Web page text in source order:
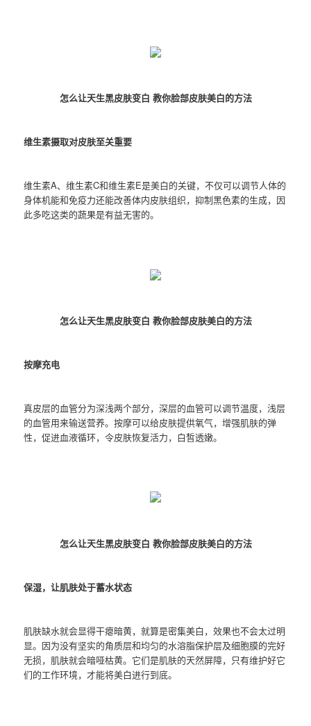
怎么让天生黑皮肤变白 教你脸部皮肤美白的方法
维生素摄取对皮肤至关重要
维生素A、维生素C和维生素E是美白的关键，不仅可以调节人体的
身体机能和免疫力还能改善体内皮肤组织，抑制黑色素的生成，因
此多吃这类的蔬果是有益无害的。
怎么让天生黑皮肤变白 教你脸部皮肤美白的方法
按摩充电
真皮层的血管分为深浅两个部分，深层的血管可以调节温度，浅层
的血管用来输送营养。按摩可以给皮肤提供氧气，增强肌肤的弹
性，促进血液循环，令皮肤恢复活力，白皙透嫩。
怎么让天生黑皮肤变白 教你脸部皮肤美白的方法
保湿，让肌肤处于蓄水状态
肌肤缺水就会显得干瘪暗黄，就算是密集美白，效果也不会太过明
显。因为没有坚实的角质层和均匀的水溶脂保护层及细胞膜的完好
无损，肌肤就会暗哑枯黄。它们是肌肤的天然屏障，只有维护好它
们的工作环境，才能将美白进行到底。